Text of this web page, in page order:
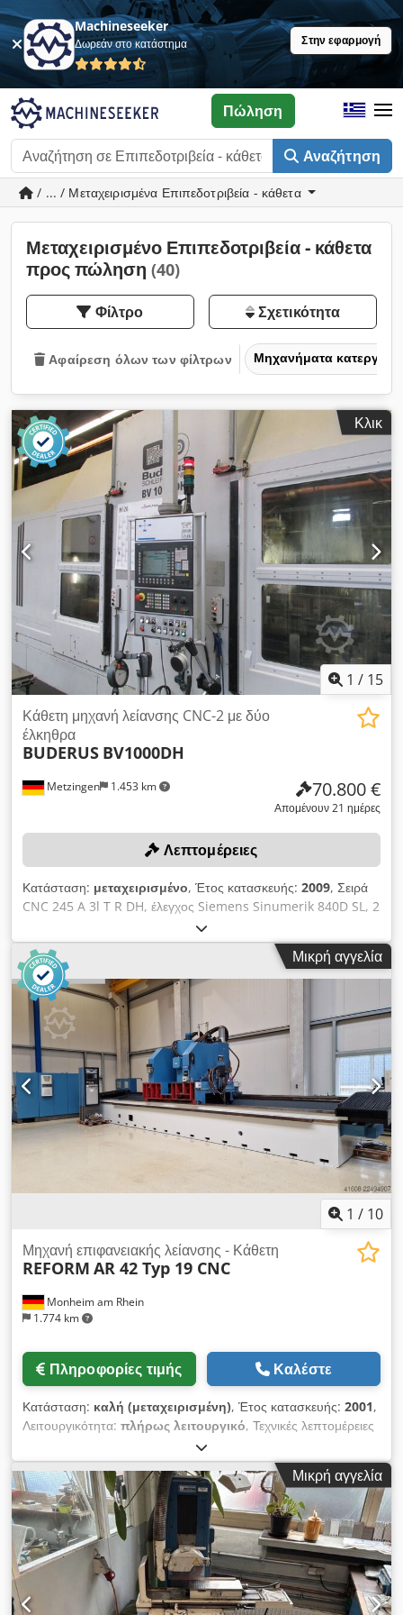
Machineseeker
Δωρεάν στο κατάστημα Στην εφαρμογή
Αναζήτηση
Πώληση
/ ... / Μεταχειρισμένα Επιπεδοτριβεία - κάθετα
Μεταχειρισμένο Επιπεδοτριβεία - κάθετα
προς πώληση (40)
Φίλτρο Σχετικότητα
Αφαίρεση όλων των φίλτρων Μηχανήματα
Κλικ
1 / 15
Metzingen 1.453 km
Κάθετη μηχανή λείανσης CNC-2 με δύο
έλκηθρα
BUDERUS BV1000DH
70.800 €
Απομένουν 21 ημέρες
Λεπτομέρειες
Κατάσταση: μεταχειρισμένο, Έτος κατασκευής: 2009, Σειρά
CNC 245 A 3l T R DH, έλεγχος Siemens Sinumerik 840D SL, 2
μονάδες ατράκτου (1x εξωτερική τύπου WMZ· 3x εσωτερική,
κατασκευαστής GMN, τύπου HSX 150-24.000/23 με υποδοχή
εργαλείου HSK 63· περιστροφικό συγκρότημα λείανσης), 2
εγκάρσια τραπέζια, 2x άξονας C, 2x μαγνητική τσοκ Ø 800
mm, μέγ. διάμετρος κατεργαζόμενου τεμαχίου 1.000 mm,
μέγιστο μήκος κατεργαζόμενου τεμαχίου 400 mm, μέγ.
στροφές ατράκτου 1.000 σ.α.λ., διαδρομή τραπεζιού άξονας
X1/X2 885 mm, διαδρομή τραπεζιού άξονας Z1/Z2 1.000 mm,
4 τραπεζοδιαμορφωτές, ηλεκτρονική διάταξη εξισορρόπησης
MPM, σύστημα ψυκτικού υγρού Liqui, τύπου KSS-Anlage
MTBF V500, MW250, χωρητικότητα 1.900 l, ταινιοφίλτρο,
σύστημα ψύξης Hyfra, μεταφορέας ρινισμάτων, ηλεκτρικοί και
χειριστηριακοί πίνακες, πλατφόρμα στήριξης, συγκρότημα
τραπεζιού, 5 τεμαχίων, 3 συρταριέρες, 5 ράγες εξαγωγής,
περιλαμβάνει εργαλεία ρύθμισης και εξαρτήματα μηχανήματος.
Μικρή αγγελία
1 / 10
Monheim am Rhein
1.774 km
Μηχανή επιφανειακής λείανσης - Κάθετη
REFORM AR 42 Typ 19 CNC
Πληροφορίες τιμής Καλέστε
Κατάσταση: καλή (μεταχειρισμένη), Έτος κατασκευής: 2001,
Λειτουργικότητα: πλήρως λειτουργικό, Τεχνικές λεπτομέρειες
Μήκος λείανσης: 4200 mm Πλάτος λείανσης: 1300 mm Ύψος
τεμαχίου: 550 mm Έλεγχος: SIEMENS 840 D Μαγνητική πλάκα
σύσφιξης: 4200 x 1300 mm Διάμετρος κεφαλής με τμήματα:
1400 mm Ταχύτητα περιστροφής κινητήρα λείανσης έως 320
στροφές/λεπτό Κινητήρας λείανσης: 306 kW Βάρος
μηχανήματος περίπου: 50,0 t Απαιτούμενος χώρος περίπου:
m Επιπρόσθετες Πληροφορίες Διαστάσεις τμήματος
(segment): 120/106 x 41 x 250 mm Αριθμός τμημάτων: 1 σετ
= 26 τεμάχια Τροφοδοσία κινητήρα λείανσης: 0,5 - 35 m/min,
Μικρή αγγελία